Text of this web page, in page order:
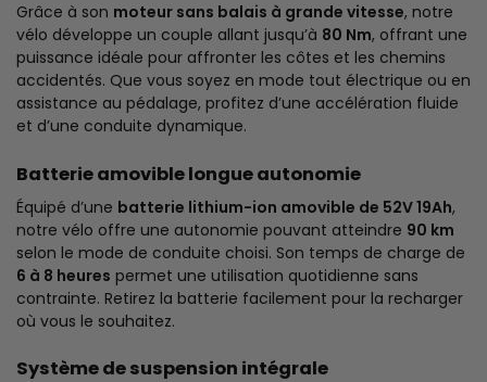
Grâce à son moteur sans balais à grande vitesse, notre
vélo développe un couple allant jusqu’à 80 Nm, offrant une
puissance idéale pour affronter les côtes et les chemins
accidentés. Que vous soyez en mode tout électrique ou en
assistance au pédalage, profitez d’une accélération fluide
et d’une conduite dynamique.
Batterie amovible longue autonomie
Équipé d’une batterie lithium-ion amovible de 52V 19Ah,
notre vélo offre une autonomie pouvant atteindre 90 km
selon le mode de conduite choisi. Son temps de charge de
6 à 8 heures permet une utilisation quotidienne sans
contrainte. Retirez la batterie facilement pour la recharger
où vous le souhaitez.
Système de suspension intégrale